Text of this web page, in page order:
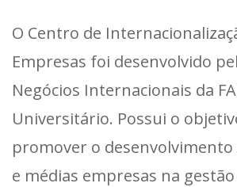
O Centro de
Empresas foi desenvolvido
Negócios Internacionais da
Universitário. Possui o
promover o desenvolvimento
e médias empresas na